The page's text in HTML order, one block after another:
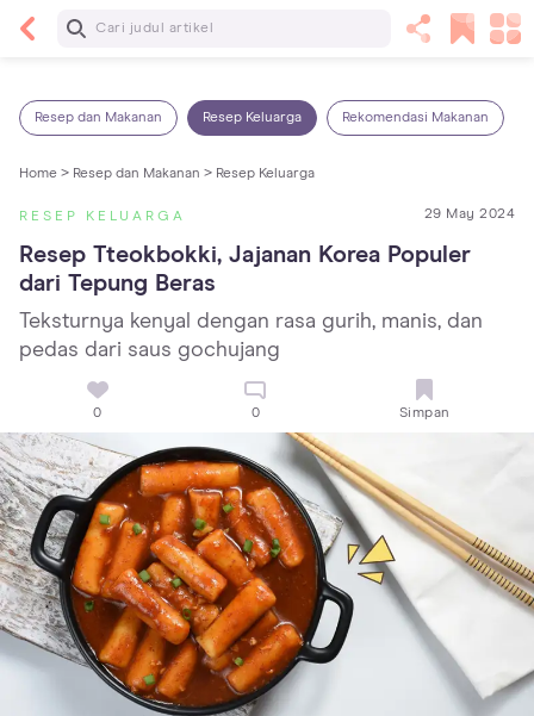
Baca Selanjutnya
Resep dan Makanan Resep Keluarga Rekomendasi Makanan
Home > Resep dan Makanan > Resep Keluarga
RESEP KELUARGA 29 May 2024
Resep Tteokbokki, Jajanan Korea Populer
dari Tepung Beras
Teksturnya kenyal dengan rasa gurih, manis, dan
pedas dari saus gochujang
0 0 Simpan